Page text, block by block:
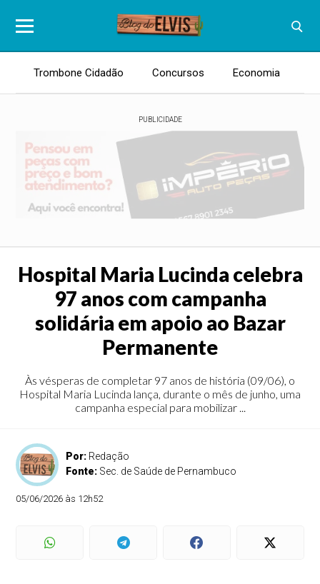
Trombone Cidadão Concursos Economia
PUBLICIDADE
Hospital Maria Lucinda celebra
97 anos com campanha
solidária em apoio ao Bazar
Permanente
Às vésperas de completar 97 anos de história (09/06), o
Hospital Maria Lucinda lança, durante o mês de junho, uma
campanha especial para mobilizar ...
Por: Redação
Fonte: Sec. de Saúde de Pernambuco
05/06/2026 às 12h52